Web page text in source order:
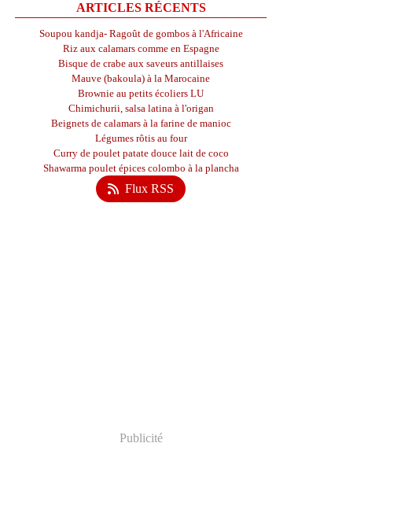
ARTICLES RÉCENTS
Soupou kandja- Ragoût de gombos à l'Africaine
Riz aux calamars comme en Espagne
Bisque de crabe aux saveurs antillaises
Mauve (bakoula) à la Marocaine
Brownie au petits écoliers LU
Chimichurii, salsa latina à l'origan
Beignets de calamars à la farine de manioc
Légumes rôtis au four
Curry de poulet patate douce lait de coco
Shawarma poulet épices colombo à la plancha
Flux RSS
Publicité